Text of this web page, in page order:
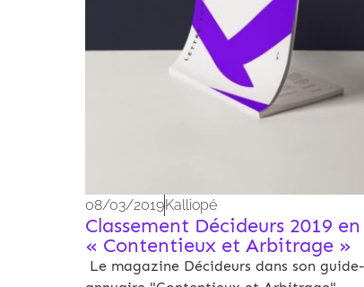
08/03/2019Kalliopé
Classement Décideurs 2019 en
« Contentieux et Arbitrage »
Le magazine Décideurs dans son guide-